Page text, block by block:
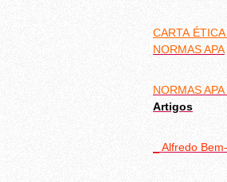
CARTA
NORMAS APA
NORMAS
Artigos
_ Alfredo